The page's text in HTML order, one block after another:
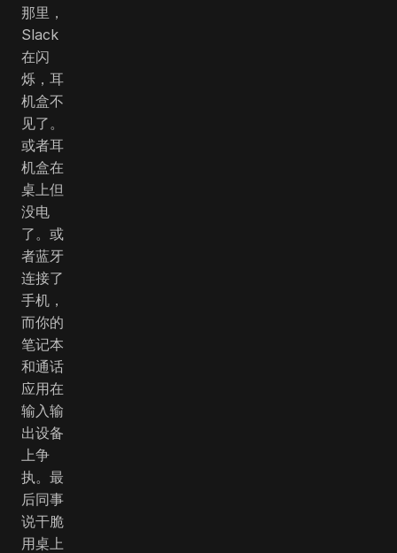
那里，
Slack
在闪
烁，耳
机盒不
见了。
或者耳
机盒在
桌上但
没电
了。或
者蓝牙
连接了
手机，
而你的
笔记本
和通话
应用在
输入输
出设备
上争
执。最
后同事
说干脆
用桌上